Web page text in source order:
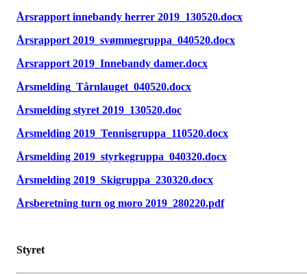
Årsrapport innebandy herrer 2019_130520.docx
Årsrapport 2019_svømmegruppa_040520.docx
Årsrapport 2019_Innebandy damer.docx
Årsmelding_Tårnlauget_040520.docx
Årsmelding styret 2019_130520.doc
Årsmelding 2019_Tennisgruppa_110520.docx
Årsmelding 2019_styrkegruppa_040320.docx
Årsmelding 2019_Skigruppa_230320.docx
Årsberetning turn og moro 2019_280220.pdf
Styret